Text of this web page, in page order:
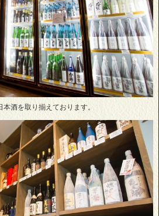
本酒を取り揃えております。